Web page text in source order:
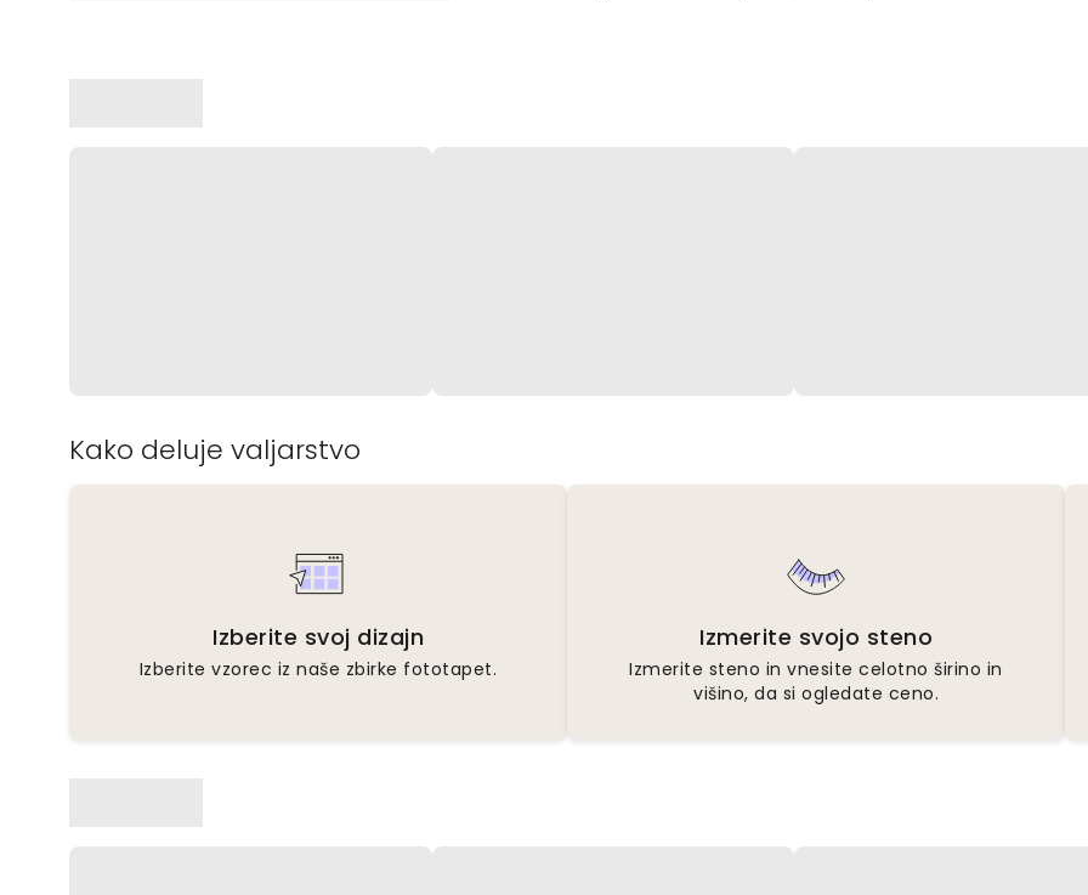
Kako deluje valjarstvo
Izberite svoj dizajn
Izberite vzorec iz naše zbirke fototapet.
Izmerite svojo steno
Izmerite steno in vnesite celotno širino in
višino, da si ogledate ceno.